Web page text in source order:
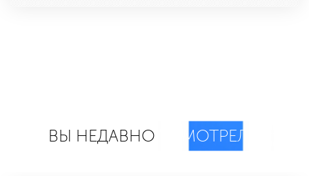
ВЫ НЕДАВНО СМОТРЕЛИ